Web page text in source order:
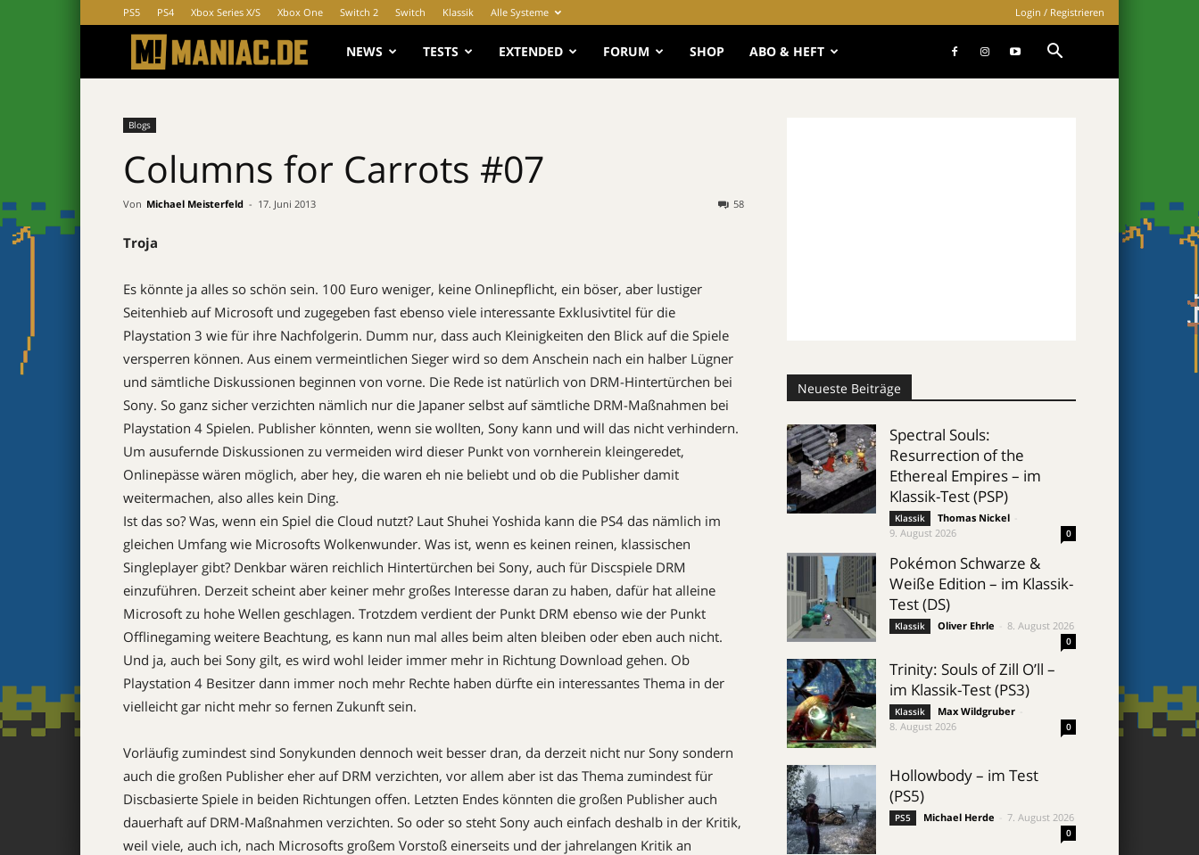
PS5 PS4 Xbox Series X/S Xbox One Switch 2 Switch Klassik Alle Systeme Login / Registrieren
MANIAC.de
NEWS TESTS EXTENDED FORUM SHOP ABO & HEFT
Blogs
Columns for Carrots #07
Von Michael Meisterfeld - 17. Juni 2013 58
Troja
Es könnte ja alles so schön sein. 100 Euro weniger, keine Onlinepflicht, ein böser, aber lustiger
Seitenhieb auf Microsoft und zugegeben fast ebenso viele interessante Exklusivtitel für die
Playstation 3 wie für ihre Nachfolgerin. Dumm nur, dass auch Kleinigkeiten den Blick auf die Spiele
versperren können. Aus einem vermeintlichen Sieger wird so dem Anschein nach ein halber Lügner
und sämtliche Diskussionen beginnen von vorne. Die Rede ist natürlich von DRM-Hintertürchen bei
Sony. So ganz sicher verzichten nämlich nur die Japaner selbst auf sämtliche DRM-Maßnahmen bei
Playstation 4 Spielen. Publisher könnten, wenn sie wollten, Sony kann und will das nicht verhindern.
Um ausufernde Diskussionen zu vermeiden wird dieser Punkt von vornherein kleingeredet,
Onlinepässe wären möglich, aber hey, die waren eh nie beliebt und ob die Publisher damit
weitermachen, also alles kein Ding.
Ist das so? Was, wenn ein Spiel die Cloud nutzt? Laut Shuhei Yoshida kann die PS4 das nämlich im
gleichen Umfang wie Microsofts Wolkenwunder. Was ist, wenn es keinen reinen, klassischen
Singleplayer gibt? Denkbar wären reichlich Hintertürchen bei Sony, auch für Discspiele DRM
einzuführen. Derzeit scheint aber keiner mehr großes Interesse daran zu haben, dafür hat alleine
Microsoft zu hohe Wellen geschlagen. Trotzdem verdient der Punkt DRM ebenso wie der Punkt
Offlinegaming weitere Beachtung, es kann nun mal alles beim alten bleiben oder eben auch nicht.
Und ja, auch bei Sony gilt, es wird wohl leider immer mehr in Richtung Download gehen. Ob
Playstation 4 Besitzer dann immer noch mehr Rechte haben dürfte ein interessantes Thema in der
vielleicht gar nicht mehr so fernen Zukunft sein.
Vorläufig zumindest sind Sonykunden dennoch weit besser dran, da derzeit nicht nur Sony sondern
auch die großen Publisher eher auf DRM verzichten, vor allem aber ist das Thema zumindest für
Discbasierte Spiele in beiden Richtungen offen. Letzten Endes könnten die großen Publisher auch
dauerhaft auf DRM-Maßnahmen verzichten. So oder so steht Sony auch einfach deshalb in der Kritik,
weil viele, auch ich, nach Microsofts großem Vorstoß einerseits und der jahrelangen Kritik an
Neueste Beiträge
Spectral Souls:
Resurrection of the
Ethereal Empires – im
Klassik-Test (PSP)
Klassik Thomas Nickel
9. August 2026
0
Pokémon Schwarze &
Weiße Edition – im Klassik-
Test (DS)
Klassik Oliver Ehrle 8. August 2026
0
Trinity: Souls of Zill O’ll –
im Klassik-Test (PS3)
Klassik Max Wildgruber
8. August 2026
0
Hollowbody – im Test
(PS5)
PS5 Michael Herde 7. August 2026
0